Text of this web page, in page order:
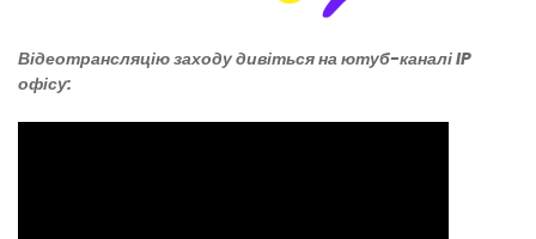
Відеотрансляцію заходу дивіться на ютуб-каналі IP
офісу: